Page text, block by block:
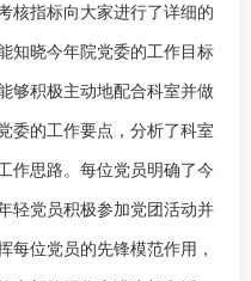
核指标向大家进行了详细的
知晓今年院党委的工作目标
够积极主动地配合科室并做
委的工作要点，分析了科室
作思路。每位党员明确了今
轻党员积极参加党团活动并
每位党员的先锋模范作用，